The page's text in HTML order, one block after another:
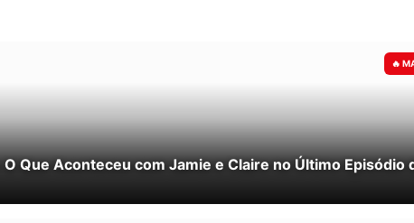
Que Aconteceu com Jamie e Claire no Último Episódio